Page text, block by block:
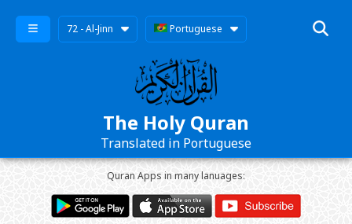
72 - Al-Jinn Portuguese
The Holy Quran
Translated in Portuguese
Quran Apps in many lanuages: